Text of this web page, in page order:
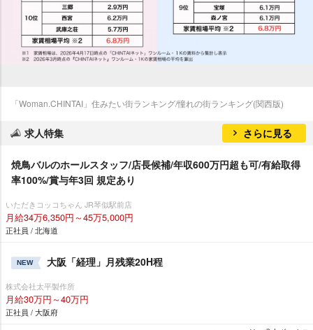
「Woman.CHINTAI」住みたい街ランキング/憧れの街ランキング(関西版)
求人特集 さらに見る
焼鳥バルのホールスタッフ/店長候補/年収600万円超も可/有給取得
率100%/賞与年3回 規定あり
いただきコッコちゃん JR琴似駅前店
月給34万6,350円～45万5,000円
正社員 / 北海道
NEW 大阪「経理」月残業20H程
株式会社太平製作所
月給30万円～40万円
正社員 / 大阪府